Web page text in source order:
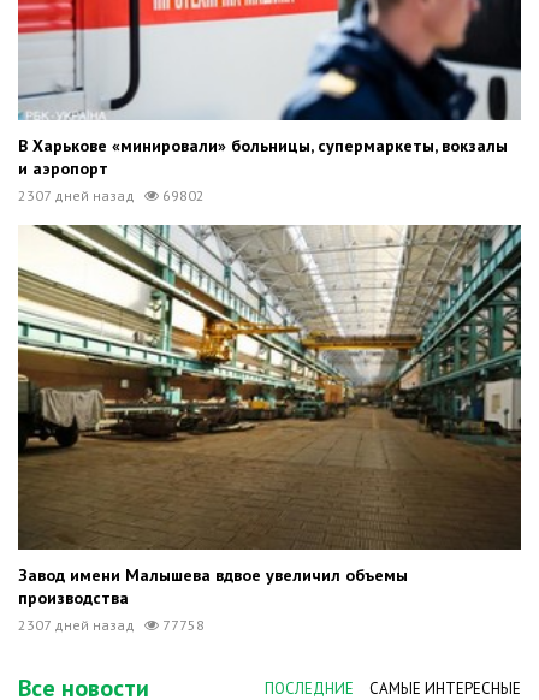
В Харькове «минировали» больницы, супермаркеты, вокзалы
и аэропорт
2307 дней назад 69802
Завод имени Малышева вдвое увеличил объемы
производства
2307 дней назад 77758
Все новости ПОСЛЕДНИЕ САМЫЕ ИНТЕРЕСНЫЕ